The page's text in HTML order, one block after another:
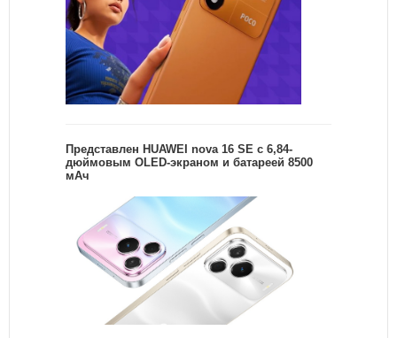
Представлен HUAWEI nova 16 SE с 6,84-
дюймовым OLED-экраном и батареей 8500
мАч